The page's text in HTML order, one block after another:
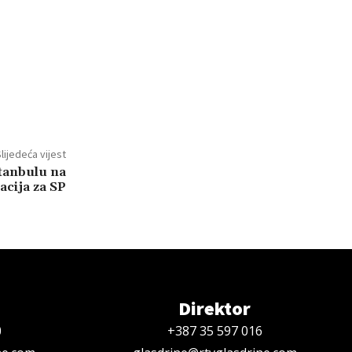
vijest
na
za SP
Direktor
+387 35 597 016